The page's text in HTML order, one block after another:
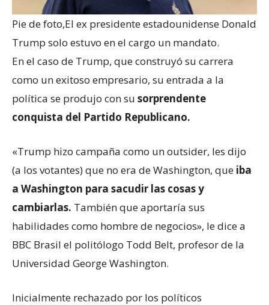
Pie de foto,El ex presidente estadounidense Donald
Trump solo estuvo en el cargo un mandato.
En el caso de Trump, que construyó su carrera
como un exitoso empresario, su entrada a la
política se produjo con su sorprendente
conquista del Partido Republicano.
«Trump hizo campaña como un outsider, les dijo
(a los votantes) que no era de Washington, que iba
a Washington para sacudir las cosas y
cambiarlas. También que aportaría sus
habilidades como hombre de negocios», le dice a
BBC Brasil el politólogo Todd Belt, profesor de la
Universidad George Washington.
Inicialmente rechazado por los políticos